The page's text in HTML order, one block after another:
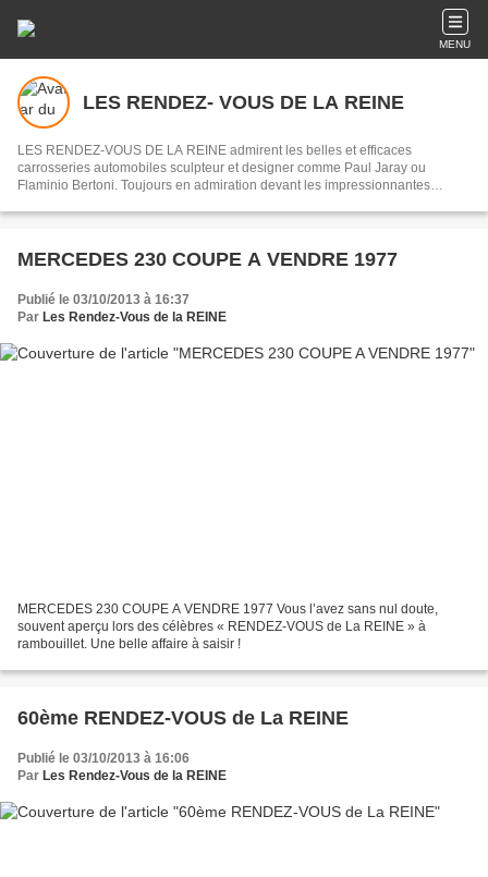
MENU
LES RENDEZ- VOUS DE LA REINE
LES RENDEZ-VOUS DE LA REINE admirent les belles et efficaces
carrosseries automobiles sculpteur et designer comme Paul Jaray ou
Flaminio Bertoni. Toujours en admiration devant les impressionnantes
souvenirs des courses du Mans ou de la Can - Am.
MERCEDES 230 COUPE A VENDRE 1977
Publié le 03/10/2013 à 16:37
Par Les Rendez-Vous de la REINE
MERCEDES 230 COUPE A VENDRE 1977 Vous l’avez sans nul doute,
souvent aperçu lors des célèbres « RENDEZ-VOUS de La REINE » à
rambouillet. Une belle affaire à saisir !
60ème RENDEZ-VOUS de La REINE
Publié le 03/10/2013 à 16:06
Par Les Rendez-Vous de la REINE